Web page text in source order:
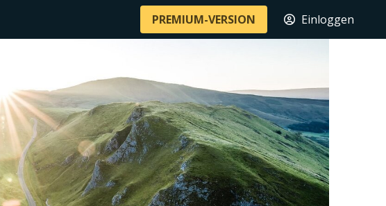
PREMIUM-VERSION Einloggen